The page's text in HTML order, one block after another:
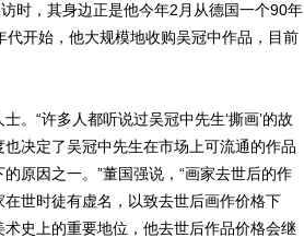
时，其身边正是他今年2月从德国一个90年
开始，他大规模地收购吴冠中作品，目前
“许多人都听说过吴冠中先生‘撕画’的故
决定了吴冠中先生在市场上可流通的作品
原因之一。”董国强说，“画家去世后的作
世时徒有虚名，以致去世后画作价格下
史上的重要地位，他去世后作品价格会继